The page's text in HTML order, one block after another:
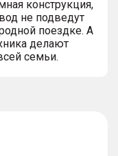
конструкция,
не подведут
поездке. А
делают
семьи.